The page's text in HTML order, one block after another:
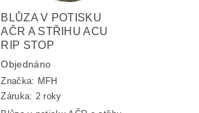
BLŮZA V POTISKU
AČR A STŘIHU ACU
RIP STOP
Objednáno
Značka: MFH
Záruka: 2 roky